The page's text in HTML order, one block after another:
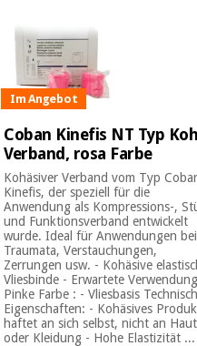
Im Angebot
Coban Kinefis NT Typ
Verband, rosa Farbe
Kohäsiver Verband vom Typ
Kinefis, der speziell für die
Anwendung als Kompressions-,
und Funktionsverband entwickelt
wurde. Ideal für Anwendungen bei
Traumata, Verstauchungen,
Zerrungen usw. - Kohäsive
Vliesbinde - Erwartete
Pinke Farbe : - Vliesbasis
Eigenschaften: - Kohäsives
haftet an sich selbst, nicht an Haut
oder Kleidung - Hohe Elastizität ...